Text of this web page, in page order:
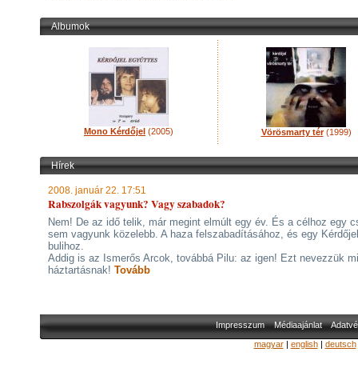
Albumok
Mono Kérdőjel (2005) Vörösmarty tér(1999)
Hírek
2008. január 22. 17:51
Rabszolgák vagyunk? Vagy szabadok?
Nem! De az idő telik, már megint elmúlt egy év. És a célhoz egy
sem vagyunk közelebb. A haza felszabadításához, és egy Kérdőjel
bulihoz.
Addig is az Ismerős Arcok, továbbá Pilu: az igen! Ezt nevezzük mi
háztartásnak! Tovább
Impresszum Médiaajánlat
magyar| english| deutsch